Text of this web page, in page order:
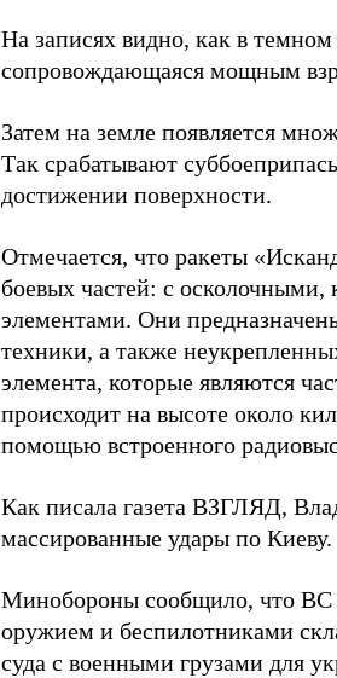
На записях видно, как в
сопровождающаяся мощным
Затем на земле появляется
Так срабатывают
достижении поверхности.
Отмечается, что ракеты
боевых частей: с
элементами. Они
техники, а также
элемента, которые являются
происходит на высоте около
помощью встроенного
Как писала газета ВЗГЛЯД,
массированные удары по Киеву.
Минобороны сообщило, что ВС
оружием и беспилотниками
суда с военными грузами для